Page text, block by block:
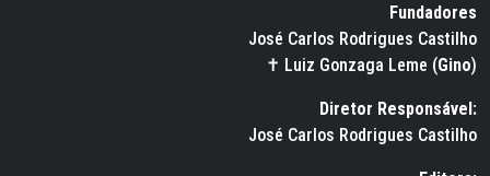
Fundadores
José Carlos Rodrigues Castilho
✝ Luiz Gonzaga Leme (Gino)
Diretor Responsável:
José Carlos Rodrigues Castilho